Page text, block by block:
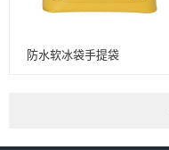
防水软冰袋手提袋